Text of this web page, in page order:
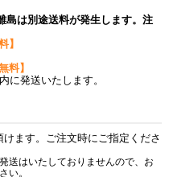
は別途送料が発生します。注
】
料】
に発送いたします。
ます。ご注文時にご指定くださ
送はいたしておりませんので、お
い。